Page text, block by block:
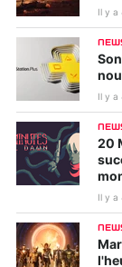
Il y
Il y
20
Il y